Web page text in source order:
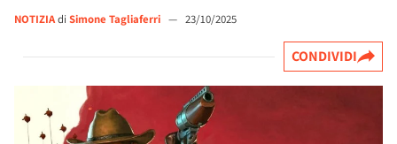
NOTIZIAdi Simone Tagliaferri — 23/10/2025
CONDIVIDI